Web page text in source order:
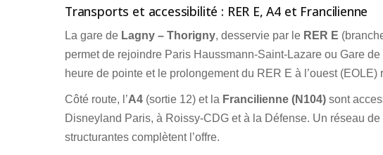
Transports et accessibilité : RER E, A4 et Francilienne
La gare de Lagny – Thorigny, desservie par le RER E
permet de rejoindre Paris Haussmann-Saint-Lazare ou Gare
heure de pointe et le prolongement du RER E à l’ouest (EOLE)
Côté route, l’A4 (sortie 12) et la Francilienne (N104) sont
Disneyland Paris, à Roissy-CDG et à la Défense. Un réseau
structurantes complètent l’offre.